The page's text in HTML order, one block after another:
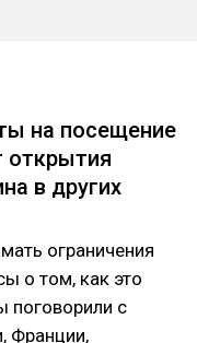
на посещение
открытия
в других
ограничения
о том, как это
поговорили с
Франции,